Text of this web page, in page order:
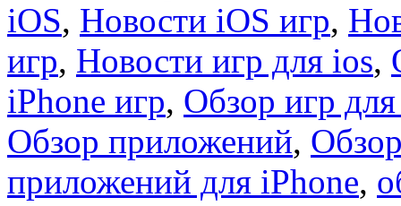
iOS, Новости iOS игр,
игр, Новости игр для ios,
iPhone игр, Обзор игр
Обзор приложений,
приложений для iPhone,